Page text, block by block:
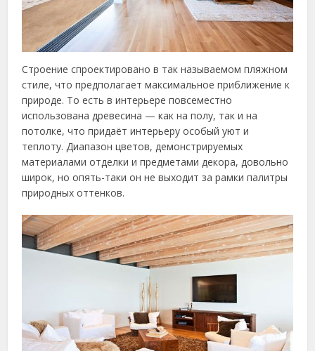
Строение спроектировано в так называемом пляжном
стиле, что предполагает максимальное приближение к
природе. То есть в интерьере повсеместно
использована древесина — как на полу, так и на
потолке, что придаёт интерьеру особый уют и
теплоту. Диапазон цветов, демонстрируемых
материалами отделки и предметами декора, довольно
широк, но опять-таки он не выходит за рамки палитры
природных оттенков.